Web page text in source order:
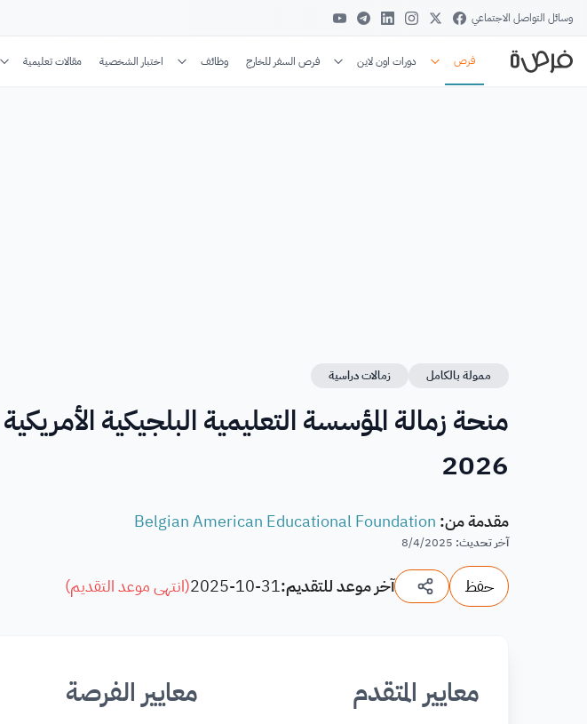
وسائل التواصل الاجتماعي
فرص دورات اون لاين فرص السفر للخارج وظائف اختبار الشخصية مقالات تعليمية
ممولة بالكامل زمالات دراسية
2026
مقدمة من:
Belgian American Educational Foundation
آخر تحديث:
8/4/2025
حفظ آخر موعد للتقديم:2025-10-31
(انتهى موعد التقديم)
معايير المتقدم معايير الفرصة